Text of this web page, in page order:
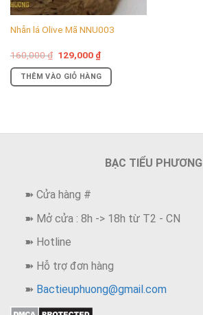
Nhẫn lá Olive Mã NNU003
160,000₫ Giá
là:
160,000 ₫.
129,000 ₫Giá
hiện
tại
là:
129,000 ₫.
THÊM VÀO GIỎ HÀNG
BẠC TIỂU PHƯƠNG
➽ Cửa hàng #
➽ Mở cửa : 8h -> 18h từ T2 - CN
➽ Hotline
➽ Hỗ trợ đơn hàng
➽ Bactieuphuong@gmail.com